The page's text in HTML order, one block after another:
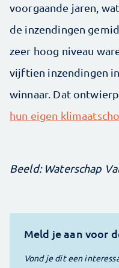
voorgaande jaren,
de inzendingen
zeer hoog niveau
vijftien inzendingen
winnaar. Dat
hun eigen
Beeld: Waterschap
Meld je aan voor
Vond je dit een